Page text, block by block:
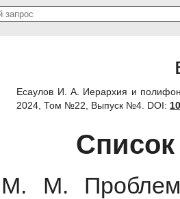
Есаулов И. А. Иерархия и
2024, Том №22, Выпуск №4. DOI:
М.